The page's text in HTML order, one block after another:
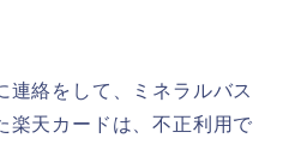
連絡をして、ミネラルバス
楽天カードは、不正利用で